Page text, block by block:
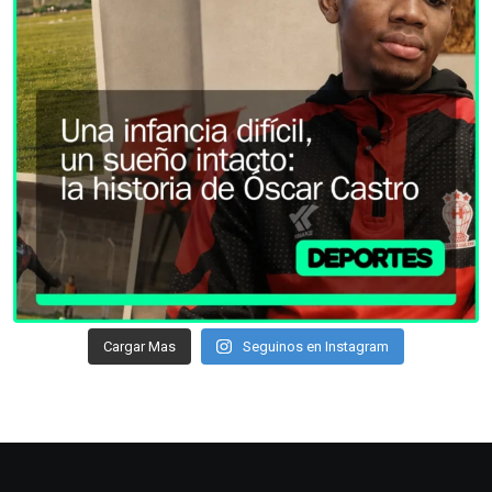
Cargar Mas Seguinos en Instagram